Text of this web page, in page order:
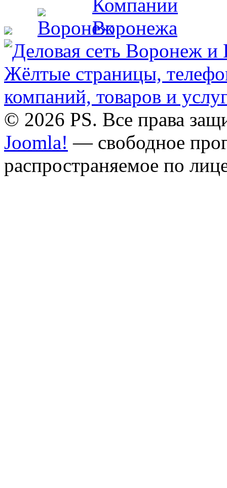
© 2026 PS. Все права
Joomla! — свободное
распространяемое по